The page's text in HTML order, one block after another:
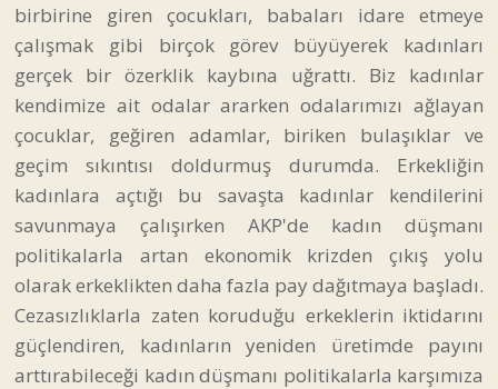
birbirine giren çocukları, babaları idare etmeye
çalışmak gibi birçok görev büyüyerek kadınları
gerçek bir özerklik kaybına uğrattı. Biz kadınlar
kendimize ait odalar ararken odalarımızı ağlayan
çocuklar, geğiren adamlar, biriken bulaşıklar ve
geçim sıkıntısı doldurmuş durumda. Erkekliğin
kadınlara açtığı bu savaşta kadınlar kendilerini
savunmaya çalışırken AKP'de kadın düşmanı
politikalarla artan ekonomik krizden çıkış yolu
olarak erkeklikten daha fazla pay dağıtmaya başladı.
Cezasızlıklarla zaten koruduğu erkeklerin iktidarını
güçlendiren, kadınların yeniden üretimde payını
arttırabileceği kadın düşmanı politikalarla karşımıza